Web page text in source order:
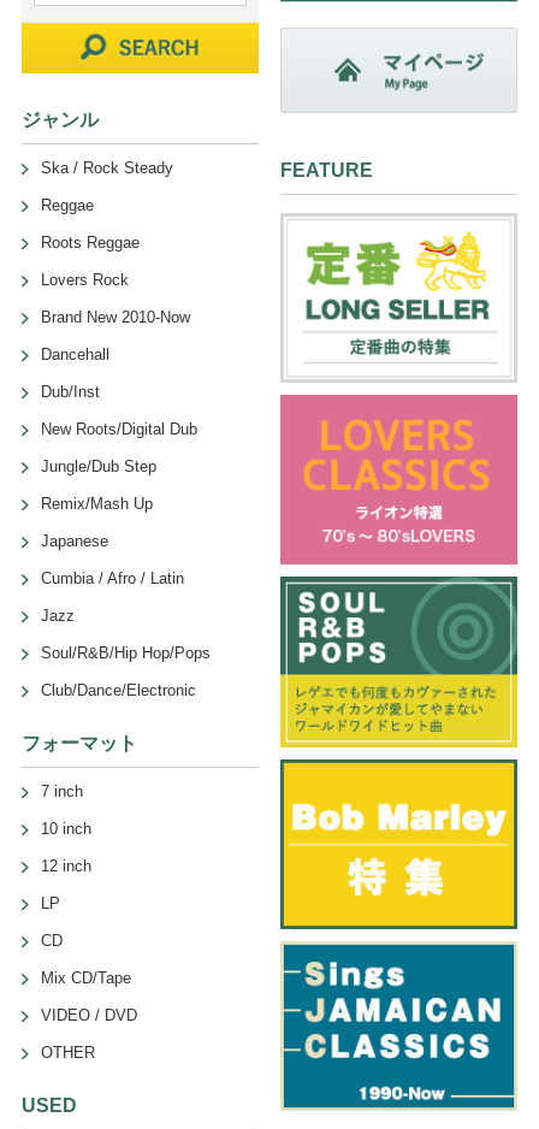
ジャンル
Ska / Rock Steady
Reggae
Roots Reggae
Lovers Rock
Brand New 2010-Now
Dancehall
Dub/Inst
New Roots/Digital Dub
Jungle/Dub Step
Remix/Mash Up
Japanese
Cumbia / Afro / Latin
Jazz
Soul/R&B/Hip Hop/Pops
Club/Dance/Electronic
フォーマット
7 inch
10 inch
12 inch
LP
CD
Mix CD/Tape
VIDEO / DVD
OTHER
USED
FEATURE